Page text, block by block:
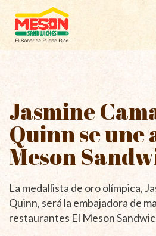
Menú
principal
contenido
Jasmine
Quinn se une
Meson
La medallista de oro olímpica,
Quinn, será la embajadora de
restaurantes El Meson